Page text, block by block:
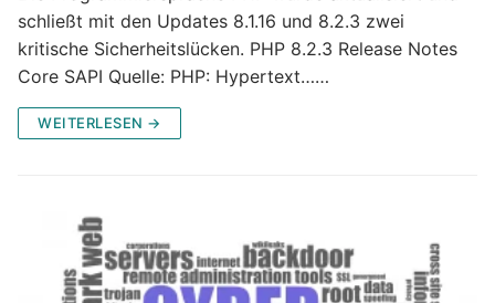
schließt mit den Updates 8.1.16 und 8.2.3 zwei
kritische Sicherheitslücken. PHP 8.2.3 Release Notes
Core SAPI Quelle: PHP: Hypertext……
WEITERLESEN →